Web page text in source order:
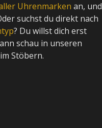
Uhrenmarken an, und
suchst du direkt nach
? Du willst dich erst
schau in unseren
Stöbern.